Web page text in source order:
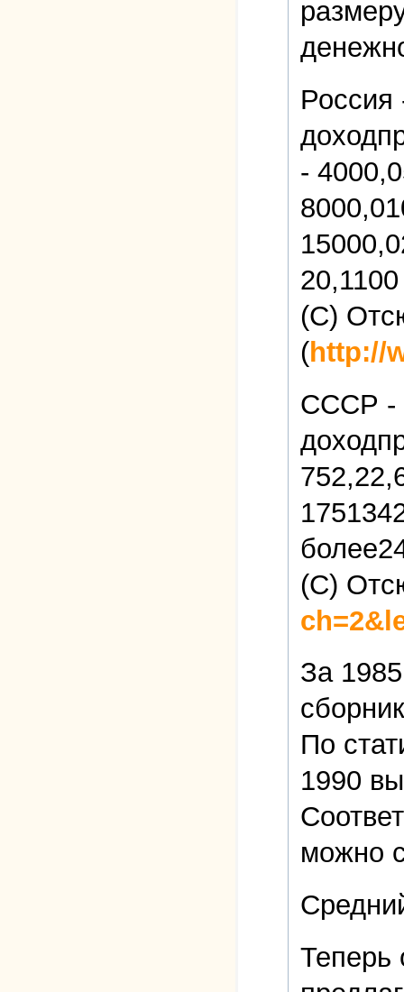
Россия
-
20,1100
(C)
(http://
СССР -
(C)
За
По
1990
можно
Теперь